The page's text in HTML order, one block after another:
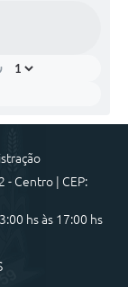
- Centro | CEP:
hs às 17:00 hs